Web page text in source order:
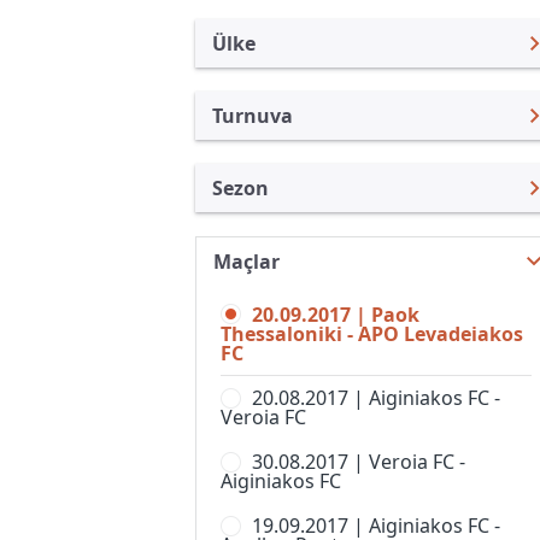
Ülke
Yunanistan
Türkiye
Uluslararası
Uluslararası Kulüpler
Turkiye
İngiltere
İspanya
Almanya Amatör
Turnuva
3. Lig
3. Lig, Grup 2
3. Lig, Grup 4
3. Lig, Grup 5
3. Lig, Grup 6
3. Lig, Grup 7
3. Lig, Grup 8
Sezon
Yunan Kupası 26/27
Yunan Kupası 25/26
Yunan Kupası 23/24
Yunan Kupası 22/23
Yunan Kupası 2022
Maçlar
20.09.2017 | Paok
Thessaloniki - APO Levadeiakos
FC
20.08.2017 | Aiginiakos FC -
Veroia FC
30.08.2017 | Veroia FC -
Aiginiakos FC
19.09.2017 | Aiginiakos FC -